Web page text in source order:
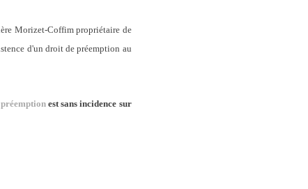
Morizet-Coffim propriétaire de
d'un droit de préemption au
est sans incidence sur